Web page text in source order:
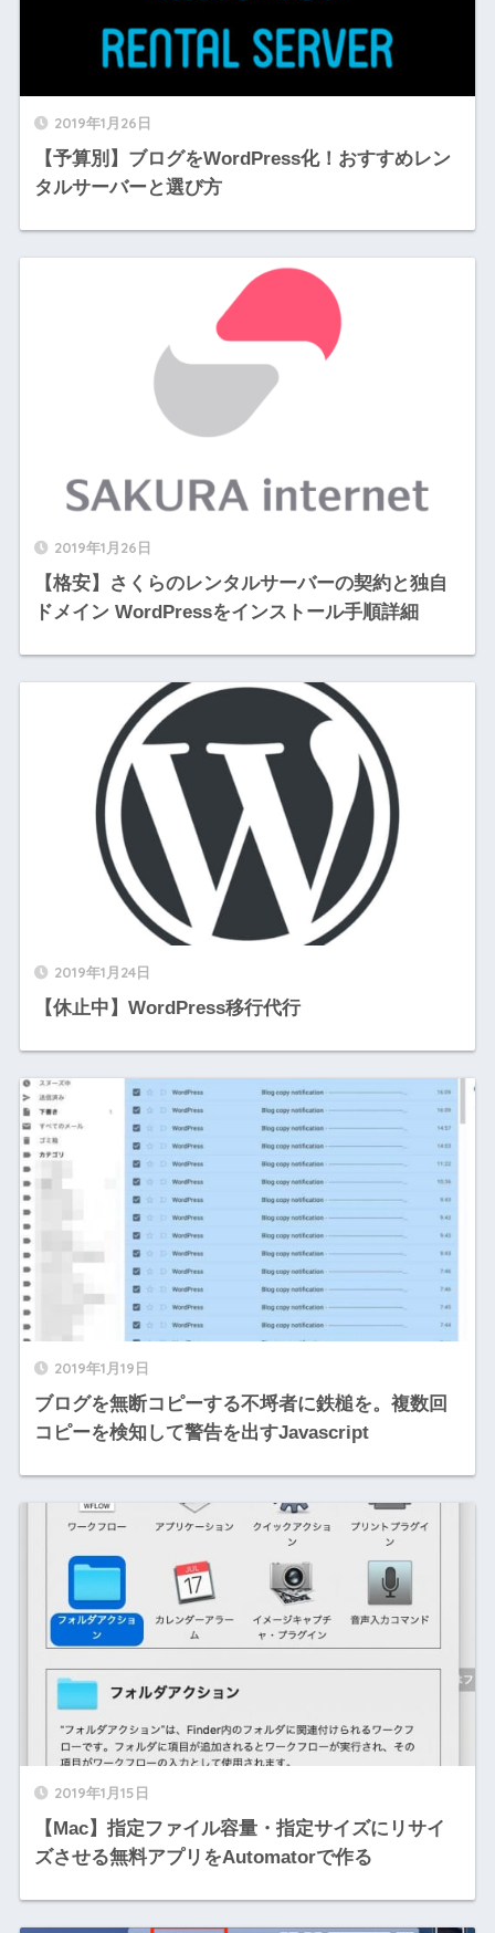
2019年1月26日
【予算別】ブログをWordPress化！おすすめレン
タルサーバーと選び方
2019年1月26日
【格安】さくらのレンタルサーバーの契約と独自
ドメイン WordPressをインストール手順詳細
2019年1月24日
【休止中】WordPress移行代行
2019年1月19日
ブログを無断コピーする不埒者に鉄槌を。複数回
コピーを検知して警告を出すJavascript
2019年1月15日
【Mac】指定ファイル容量・指定サイズにリサイ
ズさせる無料アプリをAutomatorで作る